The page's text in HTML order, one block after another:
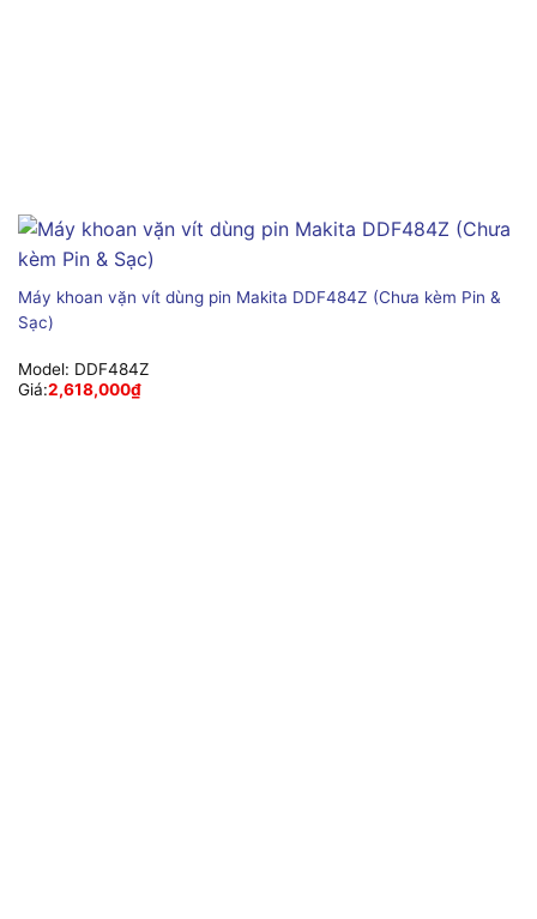
Máy khoan vặn vít dùng pin Makita DDF484Z (Chưa kèm Pin &
Sạc)
Model: DDF484Z
Giá:2,618,000₫